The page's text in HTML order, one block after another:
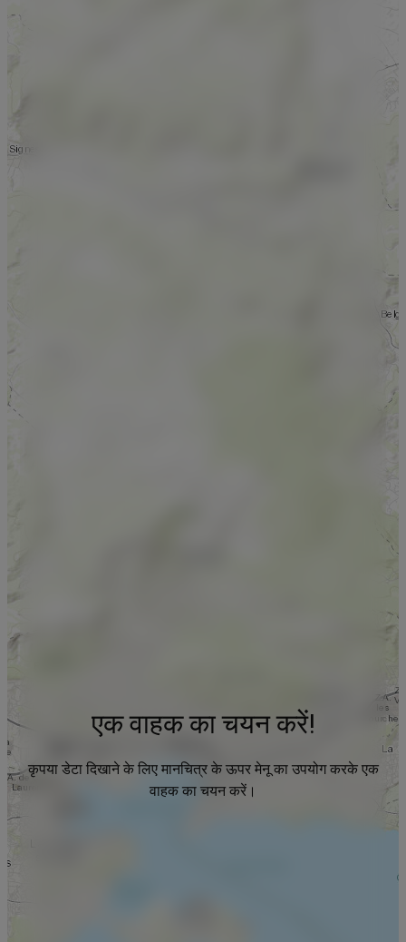
एक वाहक का चयन करें!
कृपया डेटा दिखाने के लिए मानचित्र के ऊपर मेनू का उपयोग करके एक
वाहक का चयन करें।